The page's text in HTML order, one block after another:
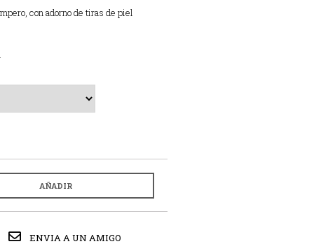
con adorno de tiras de piel
AÑADIR
ENVIA A UN AMIGO